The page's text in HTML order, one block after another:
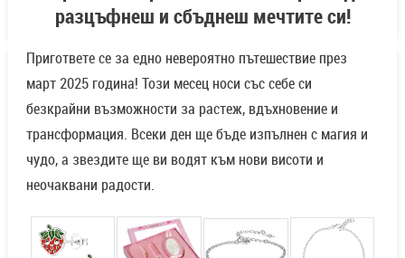
разцъфнеш и сбъднеш мечтите си!
Пригответе се за едно невероятно пътешествие през
март 2025 година! Този месец носи със себе си
безкрайни възможности за растеж, вдъхновение и
трансформация. Всеки ден ще бъде изпълнен с магия и
чудо, а звездите ще ви водят към нови висоти и
неочаквани радости.